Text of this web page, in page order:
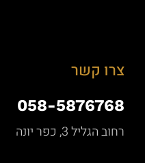
צרו קשר
058-5876768
רחוב הגליל 3, כפר יונה